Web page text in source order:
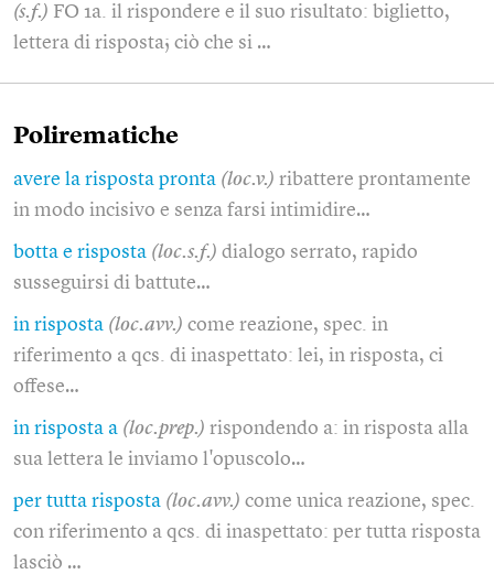
(s.f.) FO 1a. il rispondere e il suo risultato: biglietto,
lettera di risposta; ciò che si …
Polirematiche
avere la risposta pronta (loc.v.) ribattere prontamente
in modo incisivo e senza farsi intimidire…
botta e risposta (loc.s.f.) dialogo serrato, rapido
susseguirsi di battute…
in risposta (loc.avv.) come reazione, spec. in
riferimento a qcs. di inaspettato: lei, in risposta, ci
offese…
in risposta a (loc.prep.) rispondendo a: in risposta alla
sua lettera le inviamo l'opuscolo…
per tutta risposta (loc.avv.) come unica reazione, spec.
con riferimento a qcs. di inaspettato: per tutta risposta
lasciò …